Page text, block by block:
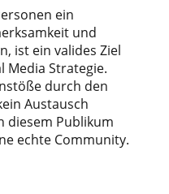
ein
und
ist ein valides Ziel
Media Strategie.
durch den
Austausch
diesem Publikum
echte Community.